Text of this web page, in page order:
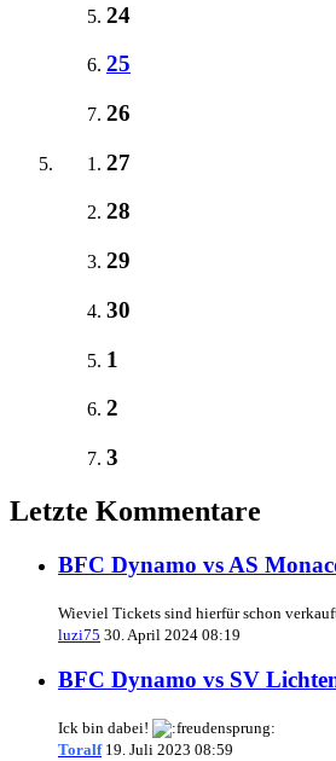
24
25
26
27
28
29
30
1
2
3
Letzte Kommentare
BFC Dynamo vs AS
Wieviel Tickets sind hierfür schon
luzi75 30. April 2024 08:19
BFC Dynamo vs SV
Ick bin dabei!
Toralf 19. Juli 2023 08:59